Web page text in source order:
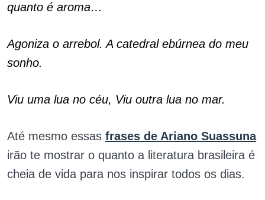
quanto é aroma…
Agoniza o arrebol. A catedral ebúrnea do meu
sonho.
Viu uma lua no céu, Viu outra lua no mar.
Até mesmo essas frases de Ariano Suassuna
irão te mostrar o quanto a literatura brasileira é
cheia de vida para nos inspirar todos os dias.